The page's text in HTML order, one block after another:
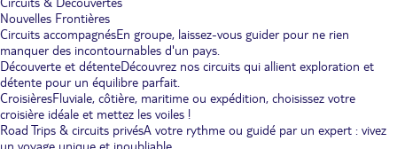
Nouvelles Frontières
Circuits accompagnésEn groupe, laissez-vous guider pour ne rien
manquer des incontournables d'un pays.
Découverte et détenteDécouvrez nos circuits qui allient exploration et
détente pour un équilibre parfait.
CroisièresFluviale, côtière, maritime ou expédition, choisissez votre
croisière idéale et mettez les voiles !
Road Trips & circuits privésA votre rythme ou guidé par un expert : vivez